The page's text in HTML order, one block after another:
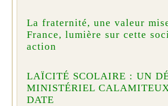
La fraternité, une valeur
France, lumière sur cette
action
LAÏCITÉ SCOLAIRE : UN
MINISTÉRIEL
DATE